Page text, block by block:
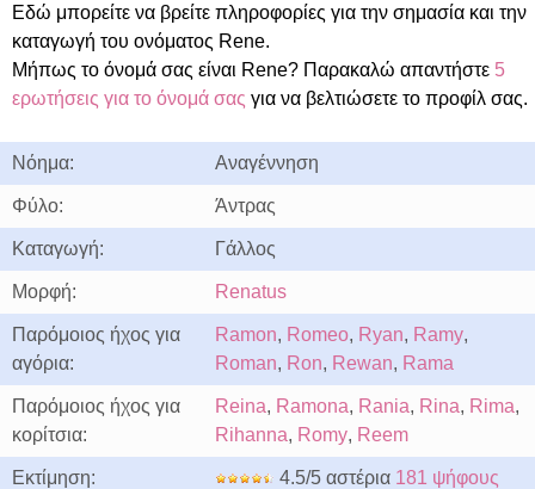
Εδώ μπορείτε να βρείτε πληροφορίες για την σημασία και την
καταγωγή του ονόματος Rene.
Μήπως το όνομά σας είναι Rene? Παρακαλώ απαντήστε 5
ερωτήσεις για το όνομά σας για να βελτιώσετε το προφίλ σας.
Νόημα: Αναγέννηση
Φύλο: Άντρας
Καταγωγή: Γάλλος
Μορφή: Renatus
Παρόμοιος ήχος για
αγόρια:
Ramon, Romeo, Ryan, Ramy,
Roman, Ron, Rewan, Rama
Παρόμοιος ήχος για
κορίτσια:
Reina, Ramona, Rania, Rina, Rima,
Rihanna, Romy, Reem
Εκτίμηση: 4.5/5 αστέρια 181 ψήφους